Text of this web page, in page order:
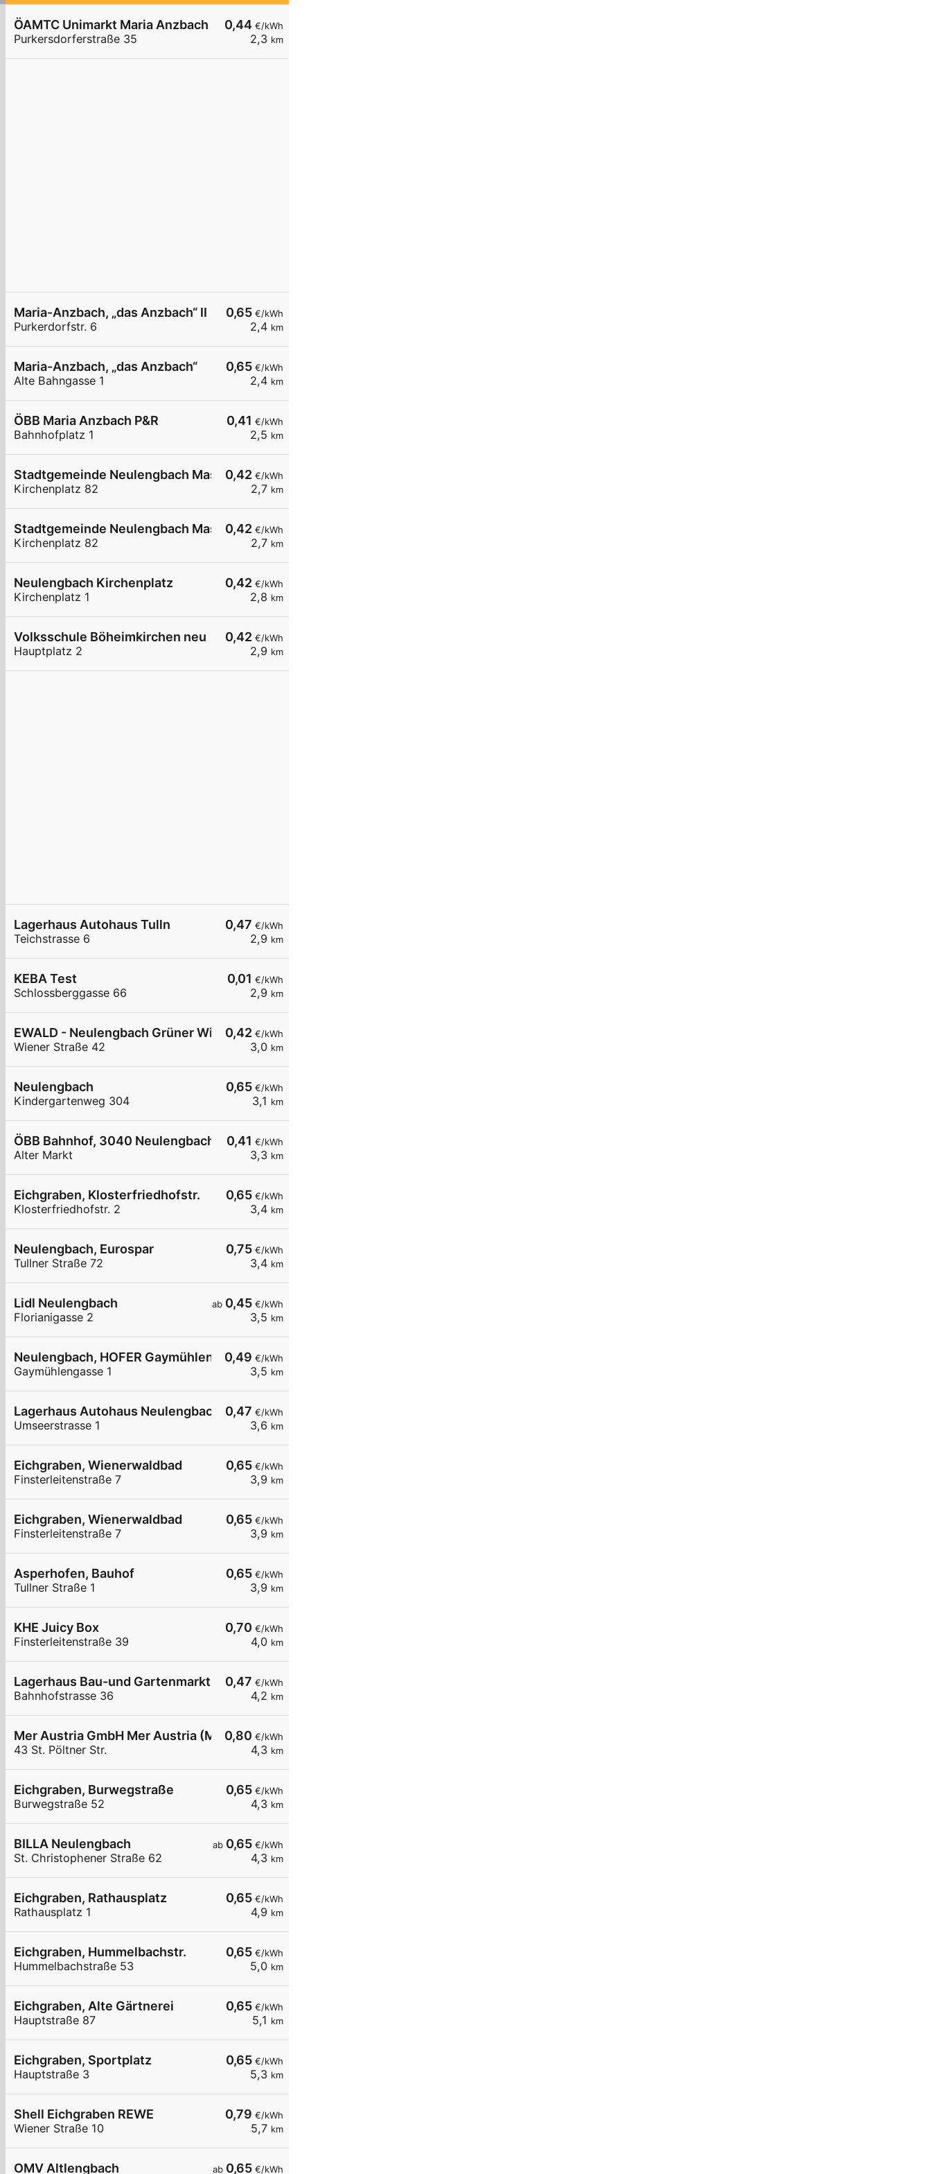
0,44€/kWh
2,3 km
ÖAMTC Unimarkt Maria Anzbach
Purkersdorferstraße 35
0,65€/kWh
2,4 km
Maria-Anzbach, „das Anzbach“ II
Purkerdorfstr. 6
0,65€/kWh
2,4 km
Maria-Anzbach, „das Anzbach“
Alte Bahngasse 1
0,41 €/kWh
2,5 km
ÖBB Maria Anzbach P&R
Bahnhofplatz 1
0,42€/kWh
2,7 km
Stadtgemeinde Neulengbach Master LP1
Kirchenplatz 82
0,42€/kWh
2,7 km
Stadtgemeinde Neulengbach Master LP2
Kirchenplatz 82
0,42€/kWh
2,8 km
Neulengbach Kirchenplatz
Kirchenplatz 1
0,42€/kWh
2,9 km
Volksschule Böheimkirchen neu
Hauptplatz 2
0,47 €/kWh
2,9 km
Lagerhaus Autohaus Tulln
Teichstrasse 6
0,01 €/kWh
2,9 km
KEBA Test
Schlossberggasse 66
0,42€/kWh
3,0 km
EWALD - Neulengbach Grüner Wirtschaftstreuhand
Wiener Straße 42
0,65€/kWh
3,1 km
Neulengbach
Kindergartenweg 304
0,41 €/kWh
3,3 km
ÖBB Bahnhof, 3040 Neulengbach Stadt
Alter Markt
0,65€/kWh
3,4 km
Eichgraben, Klosterfriedhofstr.
Klosterfriedhofstr. 2
0,75€/kWh
3,4 km
Neulengbach, Eurospar
Tullner Straße 72
ab 0,45€/kWh
3,5 km
Lidl Neulengbach
Florianigasse 2
0,49 €/kWh
3,5 km
Neulengbach, HOFER Gaymühleng.
Gaymühlengasse 1
0,47 €/kWh
3,6 km
Lagerhaus Autohaus Neulengbach
Umseerstrasse 1
0,65€/kWh
3,9 km
Eichgraben, Wienerwaldbad
Finsterleitenstraße 7
0,65€/kWh
3,9 km
Eichgraben, Wienerwaldbad
Finsterleitenstraße 7
0,65€/kWh
3,9 km
Asperhofen, Bauhof
Tullner Straße 1
0,70 €/kWh
4,0 km
KHE Juicy Box
Finsterleitenstraße 39
0,47 €/kWh
4,2 km
Lagerhaus Bau-und Gartenmarkt Neulengbach
Bahnhofstrasse 36
0,80 €/kWh
4,3 km
Mer Austria GmbH Mer Austria (McD) - Neulengbach - St. Pöltner Str. 43 #1
43 St. Pöltner Str.
0,65€/kWh
4,3 km
Eichgraben, Burwegstraße
Burwegstraße 52
ab 0,65€/kWh
4,3 km
BILLA Neulengbach
St. Christophener Straße 62
0,65€/kWh
4,9 km
Eichgraben, Rathausplatz
Rathausplatz 1
0,65€/kWh
5,0 km
Eichgraben, Hummelbachstr.
Hummelbachstraße 53
0,65€/kWh
5,1 km
Eichgraben, Alte Gärtnerei
Hauptstraße 87
0,65€/kWh
5,3 km
Eichgraben, Sportplatz
Hauptstraße 3
0,79 €/kWh
5,7 km
Shell Eichgraben REWE
Wiener Straße 10
ab 0,65€/kWh
OMV Altlengbach